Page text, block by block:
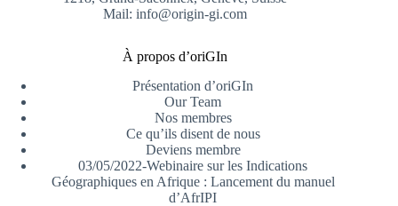
Mail: info@origin-gi.com
À propos d’oriGIn
Présentation d’oriGIn
Our Team
Nos membres
Ce qu’ils disent de nous
Deviens membre
03/05/2022-Webinaire sur les Indications
Géographiques en Afrique : Lancement du manuel
d’AfrIPI